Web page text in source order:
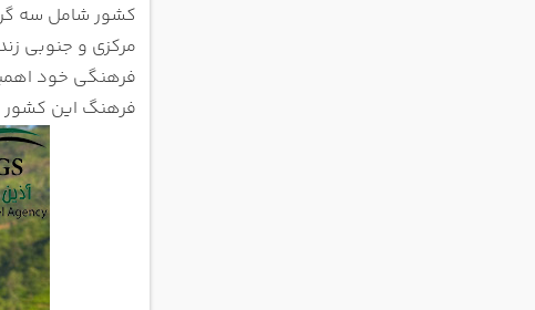
کشور شامل سه
مرکزی و جنوبی
فرهنگی خود
فرهنگ این کشور